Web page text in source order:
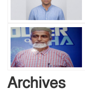
Archives